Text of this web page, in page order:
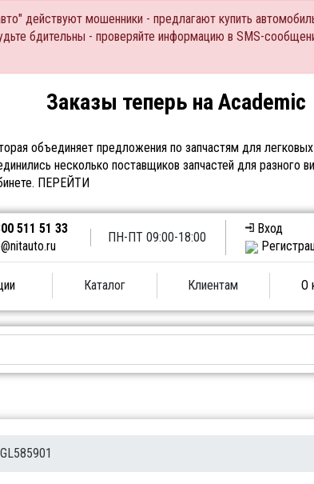
действуют мошенники - предлагают купить
бдительны - проверяйте информацию в SMS-
Заказы теперь на Academic
объединяет предложения по запчастям для
несколько поставщиков запчастей для разного
ПЕРЕЙТИ
511 51 33
ПН-ПТ 09:00-18:00
Вход
Каталог Клиентам О